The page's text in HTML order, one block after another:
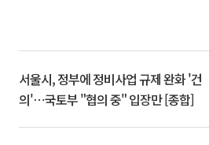
서울시, 정부에 정비사업 규제 완화 '건
의'⋯국토부 "협의 중" 입장만 [종합]